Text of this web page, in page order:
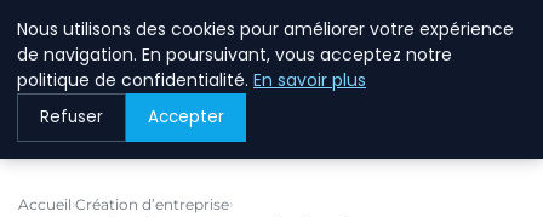
BREIGHAWAY
Accueil Création d’entreprise
Nous utilisons des cookies pour améliorer votre expérience
de navigation. En poursuivant, vous acceptez notre
politique de confidentialité. En savoir plus
Refuser Accepter